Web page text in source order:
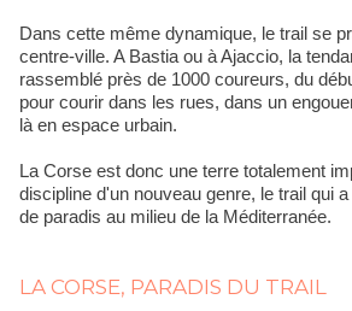
Dans cette même dynamique, le trail se
centre-ville. A Bastia ou à Ajaccio, la
rassemblé près de 1000 coureurs, du
pour courir dans les rues, dans un
là en espace urbain.
La Corse est donc une terre totalement
discipline d'un nouveau genre, le trail qui
de paradis au milieu de la Méditerranée.
LA CORSE, PARADIS DU TRAIL